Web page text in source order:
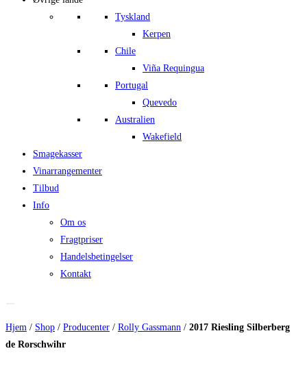
Tyskland
Kerpen
Chile
Viña Requingua
Portugal
Quevedo
Australien
Wakefield
Smagekasser
Vinarrangementer
Tilbud
Info
Om os
Fragtpriser
Handelsbetingelser
Kontakt
Hjem / Shop / Producenter / Rolly Gassmann / 2017 Riesling Silberberg
de Rorschwihr